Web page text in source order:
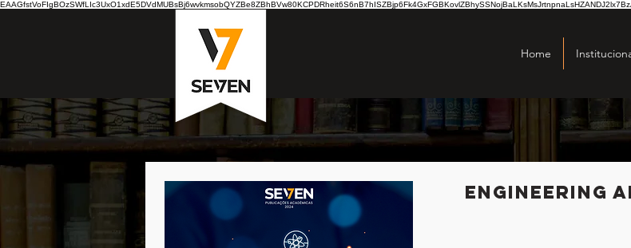
Home
Engineering